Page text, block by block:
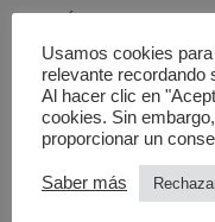
Análisis de sangre en
¿EN QUÉ CENTRO ES
C/Valverde de los Arroyos,
Presupuesto sin
Usamos cookies
relevante recordando
Al hacer clic en
cookies. Sin
proporcionar un
Saber más